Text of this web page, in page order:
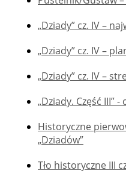
„Dziady” cz. IV –
„Dziady” cz. IV –
„Dziady” cz. IV –
„Dziady. Część III” -
Historyczne
„Dziadów”
Tło historyczne III